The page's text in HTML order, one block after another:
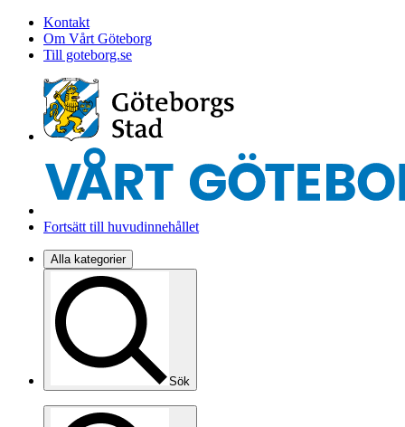
Kontakt
Om Vårt Göteborg
Till goteborg.se
Fortsätt till huvudinnehållet
Alla kategorier
Sök